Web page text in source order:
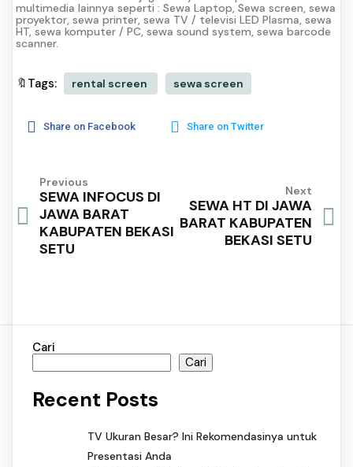
multimedia lainnya seperti : Sewa Laptop, Sewa screen, sewa
proyektor, sewa printer, sewa TV / televisi LED Plasma, sewa
HT, sewa komputer / PC, sewa sound system, sewa barcode
scanner.
🔖Tags: rental screen sewa screen
Share on Facebook Share on Twitter
Previous
SEWA INFOCUS DI
JAWA BARAT
KABUPATEN BEKASI
SETU
Next
SEWA HT DI JAWA
BARAT KABUPATEN
BEKASI SETU
Cari
Cari
Recent Posts
TV Ukuran Besar? Ini Rekomendasinya untuk
Presentasi Anda